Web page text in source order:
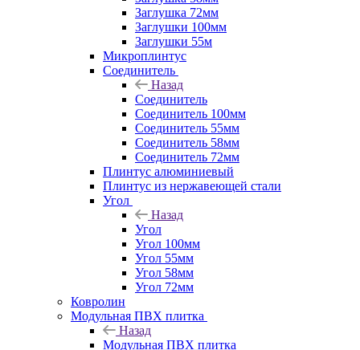
Заглушка 72мм
Заглушки 100мм
Заглушки 55м
Микроплинтус
Соединитель
Назад
Соединитель
Соединитель 100мм
Соединитель 55мм
Соединитель 58мм
Соединитель 72мм
Плинтус алюминиевый
Плинтус из нержавеющей стали
Угол
Назад
Угол
Угол 100мм
Угол 55мм
Угол 58мм
Угол 72мм
Ковролин
Модульная ПВХ плитка
Назад
Модульная ПВХ плитка